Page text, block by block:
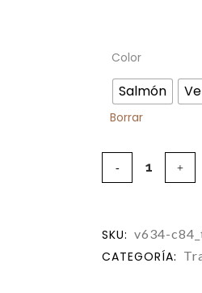
Color
Salmón
Borrar
SKU: v634-
CATEGORÍA: